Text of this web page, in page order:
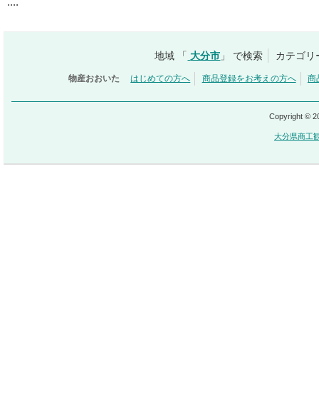
地域 「 大分市 」 で検索 カテゴリ
物産おおいた はじめての方へ 商品登録をお考えの方へ 商
Copyright ©
大分県商工